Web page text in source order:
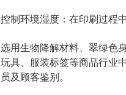
控制环境湿度：在印刷过程
选用生物降解材料、翠绿色
玩具、服装标签等商品行业
员及顾客鉴别。